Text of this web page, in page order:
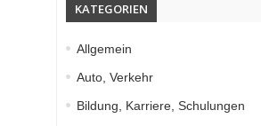
KATEGORIEN
Allgemein
Auto, Verkehr
Bildung, Karriere, Schulungen